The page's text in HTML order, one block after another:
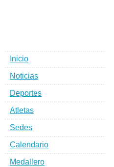
Inicio
Noticias
Deportes
Atletas
Sedes
Calendario
Medallero